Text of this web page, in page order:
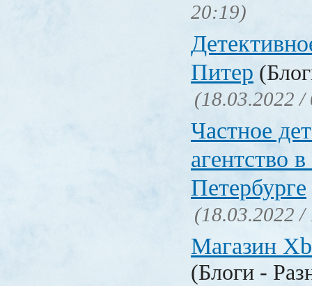
20:19)
Питер
(18.03.2022 /
Частное
агентство
Петербурге
(18.03.2022 /
Магазин
(Блоги -